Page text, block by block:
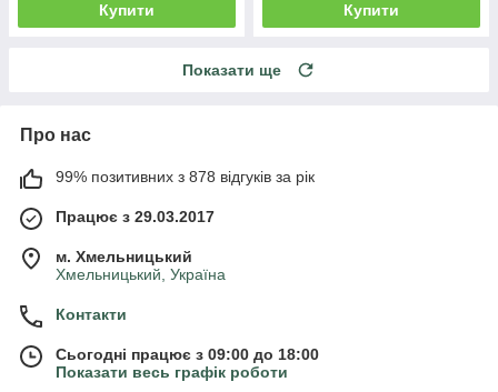
Купити Купити
Показати ще
Про нас
99% позитивних з 878 відгуків за рік
Працює з 29.03.2017
м. Хмельницький
Хмельницький, Україна
Контакти
Сьогодні працює з 09:00 до 18:00
Показати весь графік роботи